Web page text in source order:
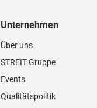
Unternehmen
Über uns
STREIT Gruppe
Events
Qualitätspolitik